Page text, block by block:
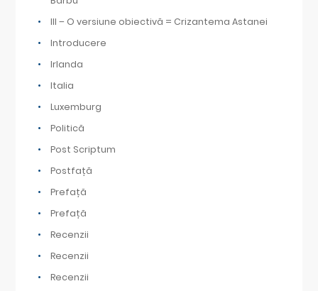
III – O versiune obiectivă = Crizantema Astanei
Introducere
Irlanda
Italia
Luxemburg
Politică
Post Scriptum
Postfață
Prefață
Prefață
Recenzii
Recenzii
Recenzii